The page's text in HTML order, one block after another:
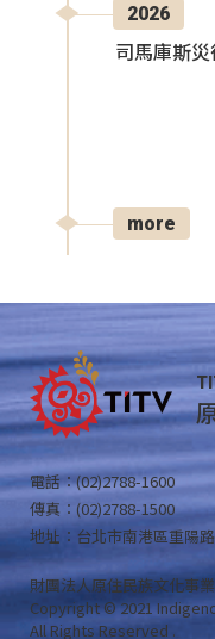
2026
司馬庫斯
more
電話：(02)2788-1600
傳真：(02)2788-1500
地址：台北市南港區重陽
財團法人原住民族文化事
Copyright © 2021
All Rights Reserved .